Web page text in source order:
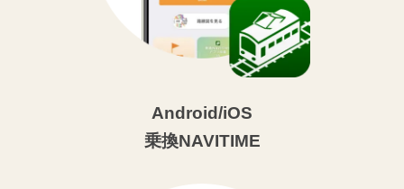
Android/iOS
乗換NAVITIME